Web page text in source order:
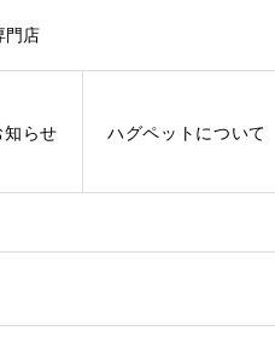
門店
知らせ ハグペットについて